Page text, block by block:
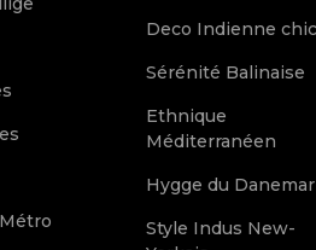
Deco Indienne chic
Sérénité Balinaise
Ethnique
Méditerranéen
Hygge du
Style Indus New-